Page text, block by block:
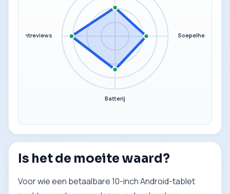
Soepelheid
Batterij
Klantreviews
Is het de moeite waard?
Voor wie een betaalbare 10-inch Android-tablet